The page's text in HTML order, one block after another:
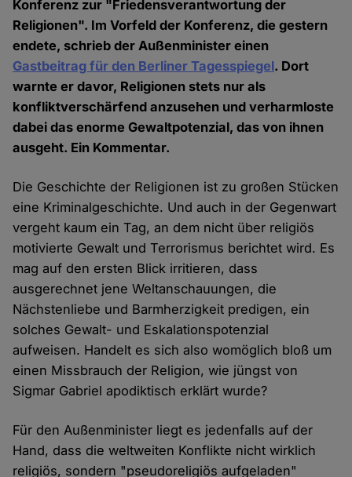
Konferenz zur "Friedensverantwortung der
Religionen". Im Vorfeld der Konferenz, die gestern
endete, schrieb der Außenminister einen
Gastbeitrag für den Berliner Tagesspiegel. Dort
warnte er davor, Religionen stets nur als
konfliktverschärfend anzusehen und verharmloste
dabei das enorme Gewaltpotenzial, das von ihnen
ausgeht. Ein Kommentar.
Die Geschichte der Religionen ist zu großen Stücken
eine Kriminalgeschichte. Und auch in der Gegenwart
vergeht kaum ein Tag, an dem nicht über religiös
motivierte Gewalt und Terrorismus berichtet wird. Es
mag auf den ersten Blick irritieren, dass
ausgerechnet jene Weltanschauungen, die
Nächstenliebe und Barmherzigkeit predigen, ein
solches Gewalt- und Eskalationspotenzial
aufweisen. Handelt es sich also womöglich bloß um
einen Missbrauch der Religion, wie jüngst von
Sigmar Gabriel apodiktisch erklärt wurde?
Für den Außenminister liegt es jedenfalls auf der
Hand, dass die weltweiten Konflikte nicht wirklich
religiös, sondern "pseudoreligiös aufgeladen"